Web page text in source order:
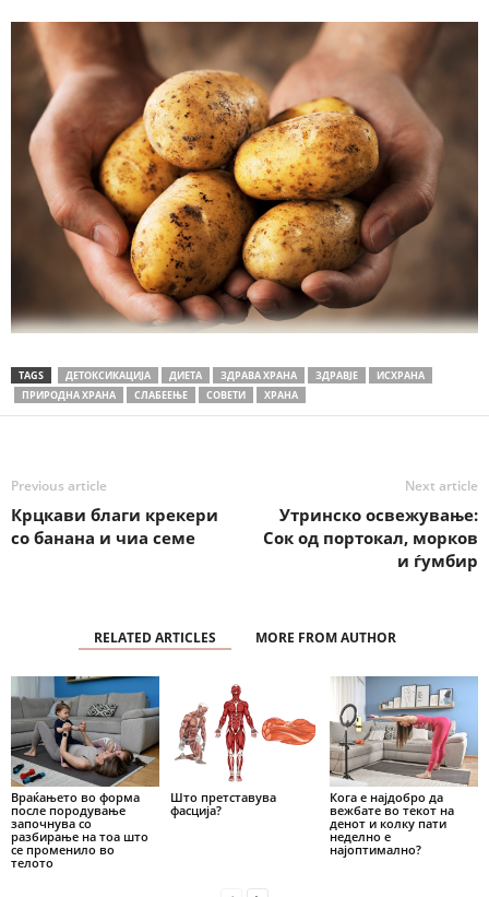
TAGS ДЕТОКСИКАЦИЈА ДИЕТА ЗДРАВА ХРАНА ЗДРАВЈЕ
ИСХРАНА
ПРИРОДНА ХРАНА
СЛАБЕЕЊЕ СОВЕТИ ХРАНА
Previous article
Крцкави благи крекери
со банана и чиа семе
Next article
Утринско освежување:
Сок од портокал, морков
и ѓумбир
RELATED ARTICLES MORE FROM AUTHOR
Враќањето во форма
после породување
започнува со
разбирање на тоа што
се променило во
телото
Што претставува
фасција?
Кога е најдобро да
вежбате во текот на
денот и колку пати
неделно е
најоптимално?